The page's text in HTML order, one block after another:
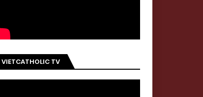
VIETCATHOLIC TV